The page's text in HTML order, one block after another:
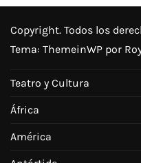
Copyright. Todos los
Tema: ThemeinWP por
Teatro y Cultura
África
América